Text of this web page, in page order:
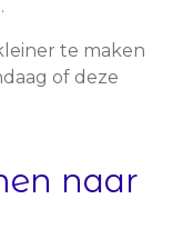
te maken
of deze
naar